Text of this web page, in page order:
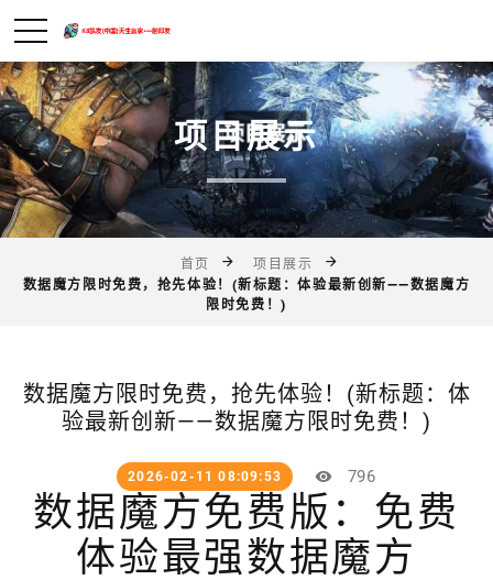
项目展示
首页
项目展示
数据魔方限时免费，抢先体验！(新标题：体验最新创新——数据魔方
限时免费！)
数据魔方限时免费，抢先体验！(新标题：体
验最新创新——数据魔方限时免费！)
2026-02-11 08:09:53 796
数据魔方免费版：免费
体验最强数据魔方